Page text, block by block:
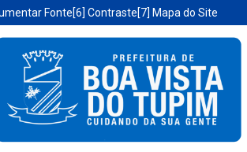
Fonte[6] Contraste[7] Mapa do Site